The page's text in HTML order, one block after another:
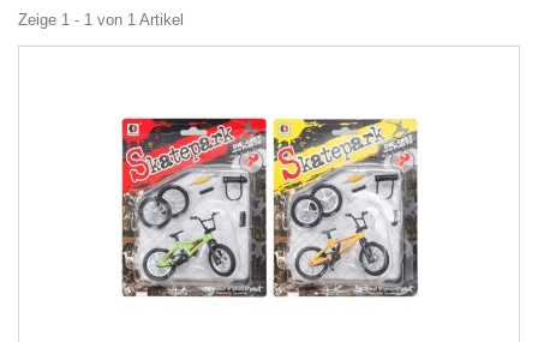
Zeige 1 - 1 von 1 Artikel